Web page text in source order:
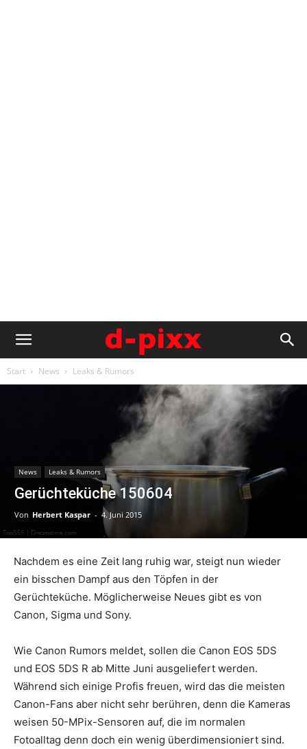
Start News Leaks & Rumors
News Leaks & Rumors
Gerüchteküche 150604
Von Herbert Kaspar - 4. Juni 2015
Nachdem es eine Zeit lang ruhig war, steigt nun wieder
ein bisschen Dampf aus den Töpfen in der
Gerüchteküche. Möglicherweise Neues gibt es von
Canon, Sigma und Sony.
Wie Canon Rumors meldet, sollen die Canon EOS 5DS
und EOS 5DS R ab Mitte Juni ausgeliefert werden.
Während sich einige Profis freuen, wird das die meisten
Canon-Fans aber nicht sehr berühren, denn die Kameras
weisen 50-MPix-Sensoren auf, die im normalen
Fotoalltag denn doch ein wenig überdimensioniert sind.